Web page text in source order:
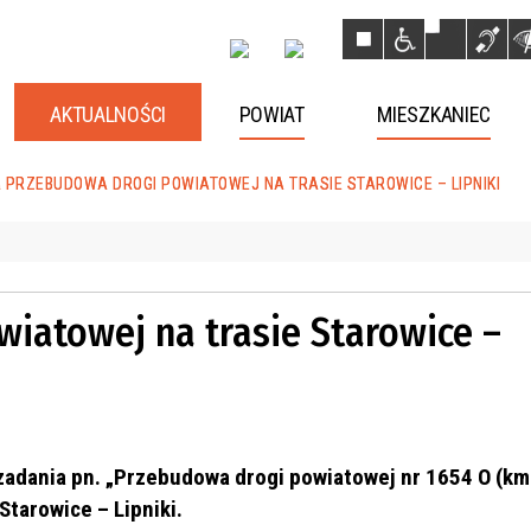
AKTUALNOŚCI POWIAT MIESZKANIEC
DROGI POWIATOWEJ NA TRASIE STAROWICE – LIPNIKI
na trasie Starowice –
pn. „Przebudowa drogi powiatowej nr 1654 O
– Lipniki.